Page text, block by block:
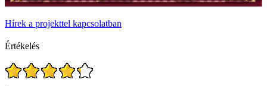
Hírek a projekttel kapcsolatban
Értékelés